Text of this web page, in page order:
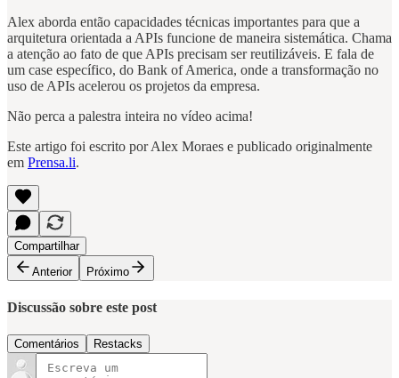
Alex aborda então capacidades técnicas importantes para que a
arquitetura orientada a APIs funcione de maneira sistemática. Chama
a atenção ao fato de que APIs precisam ser reutilizáveis. E fala de
um case específico, do Bank of America, onde a transformação no
uso de APIs acelerou os projetos da empresa.
Não perca a palestra inteira no vídeo acima!
Este artigo foi escrito por Alex Moraes e publicado originalmente
em Prensa.li.
Compartilhar
Anterior
Próximo
Discussão sobre este post
Comentários Restacks